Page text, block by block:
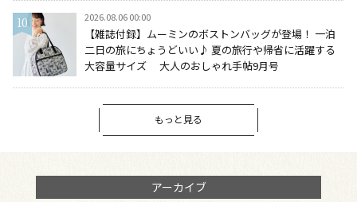
2026.08.06 00:00
【雑誌付録】ムーミンのボストンバッグが登場！ 一泊
二日の旅にちょうどいい♪ 夏の旅行や帰省に活躍する
大容量サイズ 大人のおしゃれ手帖9月号
もっと見る
アーカイブ